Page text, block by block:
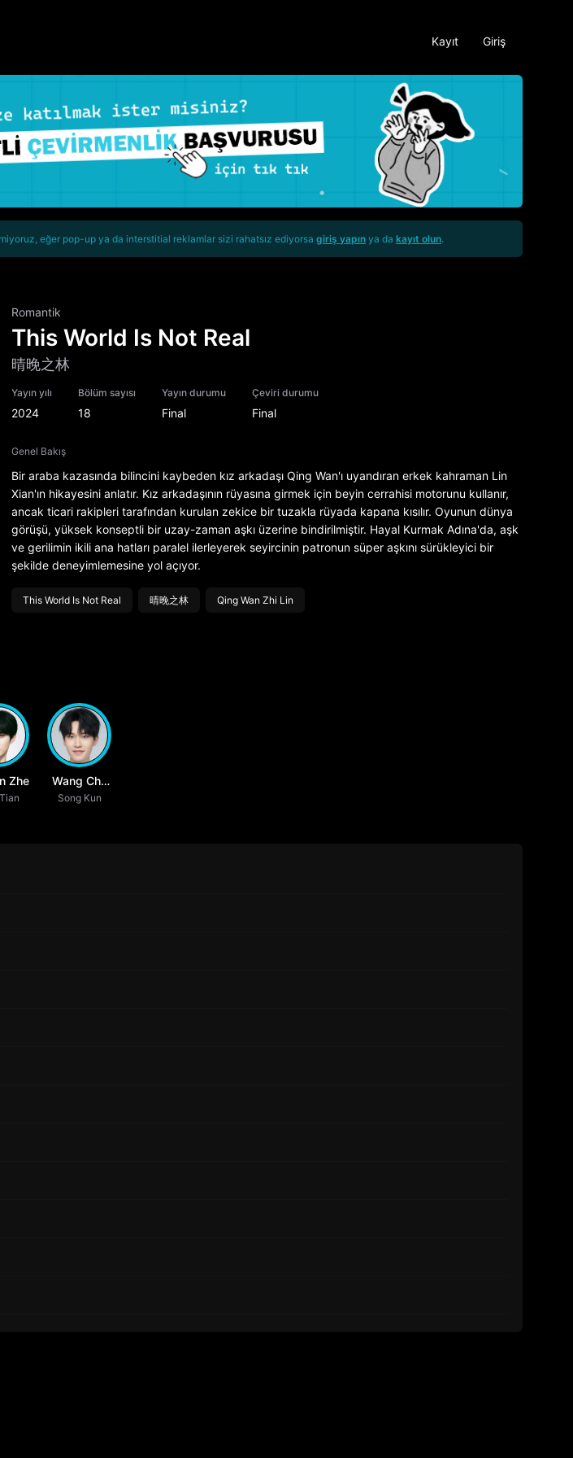
Kayıt Giriş
eğer pop-up ya da interstitial reklamlar sizi rahatsız ediyorsa giriş yapın ya da kayıt olun.
Romantik
This World Is Not Real
晴晚之林
Yayın yılı
2024
Bölüm sayısı
18
Yayın durumu
Final
Çeviri durumu
Final
Genel Bakış
Bir araba kazasında bilincini kaybeden kız arkadaşı Qing Wan'ı uyandıran erkek kahraman Lin
Xian'ın hikayesini anlatır. Kız arkadaşının rüyasına girmek için beyin cerrahisi motorunu kullanır,
ancak ticari rakipleri tarafından kurulan zekice bir tuzakla rüyada kapana kısılır. Oyunun dünya
görüşü, yüksek konseptli bir uzay-zaman aşkı üzerine bindirilmiştir. Hayal Kurmak Adına'da, aşk
ve gerilimin ikili ana hatları paralel ilerleyerek seyircinin patronun süper aşkını sürükleyici bir
şekilde deneyimlemesine yol açıyor.
This World Is Not Real 晴晚之林 Qing Wan Zhi Lin
Zhe
Wang Chu
Yu
Song Kun